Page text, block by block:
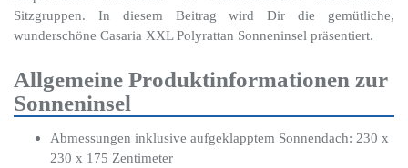
Sitzgruppen. In diesem Beitrag wird Dir die gemütliche,
wunderschöne Casaria XXL Polyrattan Sonneninsel präsentiert.
Allgemeine Produktinformationen zur
Sonneninsel
Abmessungen inklusive aufgeklapptem Sonnendach: 230 x
230 x 175 Zentimeter